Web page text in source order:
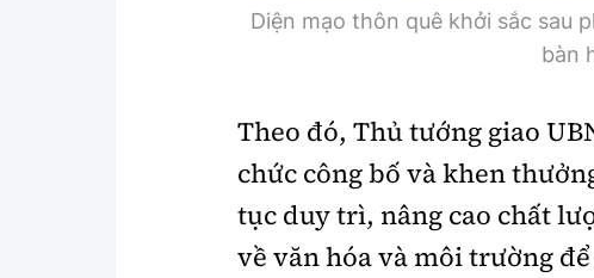
Diện mạo thôn quê khởi sắc sau
bàn
Theo đó, Thủ tướng giao
chức công bố và khen
tục duy trì, nâng cao chất
về văn hóa và môi trường